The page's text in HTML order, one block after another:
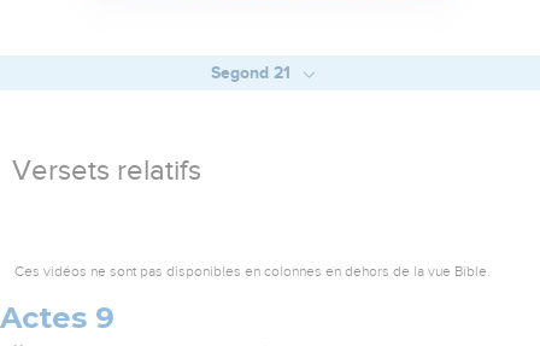
Segond 21
Versets relatifs
Ces vidéos ne sont pas disponibles en colonnes en dehors de la vue Bible.
Actes 9